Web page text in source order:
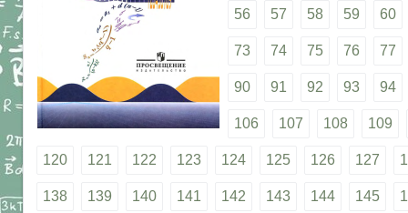
56 57 58 59 60
73 74 75 76 77
90 91 92 93 94
106 107 108 109
120 121 122 123 124 125 126 127
138 139 140 141 142 143 144 145